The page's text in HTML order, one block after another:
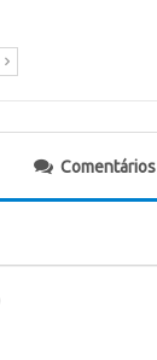
Comentários